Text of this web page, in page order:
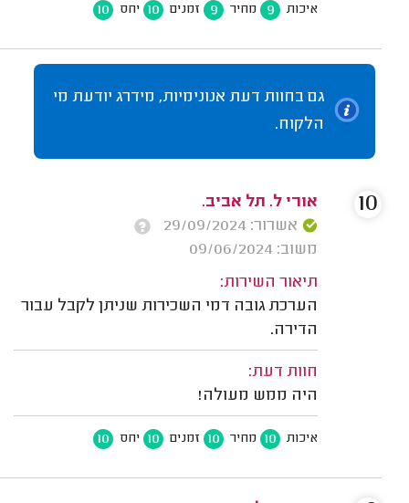
איכות 9 מחיר 9 זמנים 10 יחס 10
גם בחוות דעת אנונימיות, מידרג יודעת מי
הלקוח.
אורי ל. תל אביב.
אשרור: 29/09/2024
משוב: 09/06/2024
תיאור השירות:
הערכת גובה דמי השכירות שניתן לקבל עבור
הדירה.
חוות דעת:
היה ממש מעולה!
איכות 10 מחיר 10 זמנים 10 יחס 10
10